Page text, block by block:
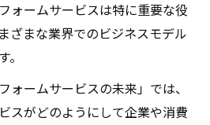
ォームサービスは特に重要な役
ざまな業界でのビジネスモデル
ォームサービスの未来」では、
スがどのようにして企業や消費